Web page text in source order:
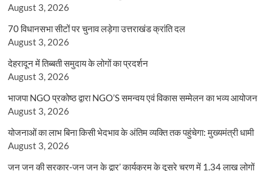
August 3, 2026
70 विधानसभा सीटों पर चुनाव लड़ेगा उत्तराखंड क्रांति दल
August 3, 2026
देहरादून में तिब्बती समुदाय के लोगों का प्रदर्शन
August 3, 2026
भाजपा NGO प्रकोष्ठ द्वारा NGO’S समन्वय एवं विकास सम्मेलन का भव्य आयोजन
August 3, 2026
योजनाओं का लाभ बिना किसी भेदभाव के अंतिम व्यक्ति तक पहुंचेगा: मुख्यमंत्री धामी
August 3, 2026
जन जन की सरकार-जन जन के द्वार’ कार्यक्रम के दूसरे चरण में 1.34 लाख लोगों